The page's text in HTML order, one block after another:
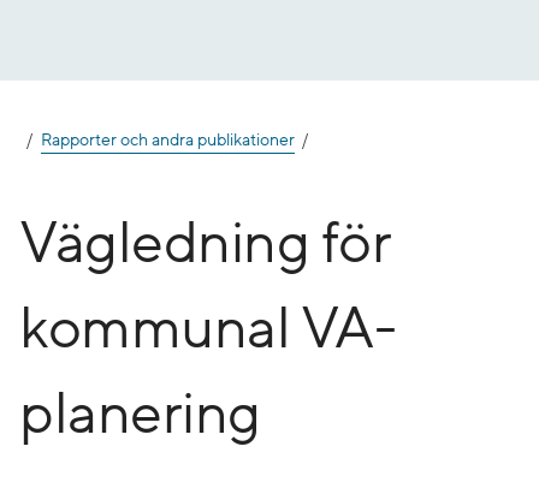
Rapporter och andra publikationer
Vägledning för
kommunal VA-
planering